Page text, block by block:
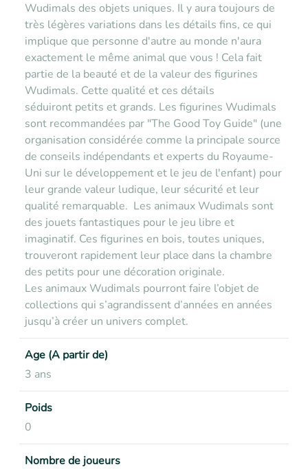
Wudimals des objets uniques. Il y aura toujours de
très légères variations dans les détails fins, ce qui
implique que personne d'autre au monde n'aura
exactement le même animal que vous ! Cela fait
partie de la beauté et de la valeur des figurines
Wudimals. Cette qualité et ces détails
séduiront petits et grands. Les figurines Wudimals
sont recommandées par "The Good Toy Guide" (une
organisation considérée comme la principale source
de conseils indépendants et experts du Royaume-
Uni sur le développement et le jeu de l'enfant) pour
leur grande valeur ludique, leur sécurité et leur
qualité remarquable. Les animaux Wudimals sont
des jouets fantastiques pour le jeu libre et
imaginatif. Ces figurines en bois, toutes uniques,
trouveront rapidement leur place dans la chambre
des petits pour une décoration originale.
Les animaux Wudimals pourront faire l’objet de
collections qui s’agrandissent d’années en années
jusqu’à créer un univers complet.
Age (A partir de)
3 ans
Poids
0
Nombre de joueurs